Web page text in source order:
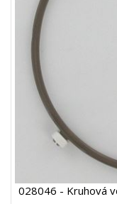
028046 - Kruhová